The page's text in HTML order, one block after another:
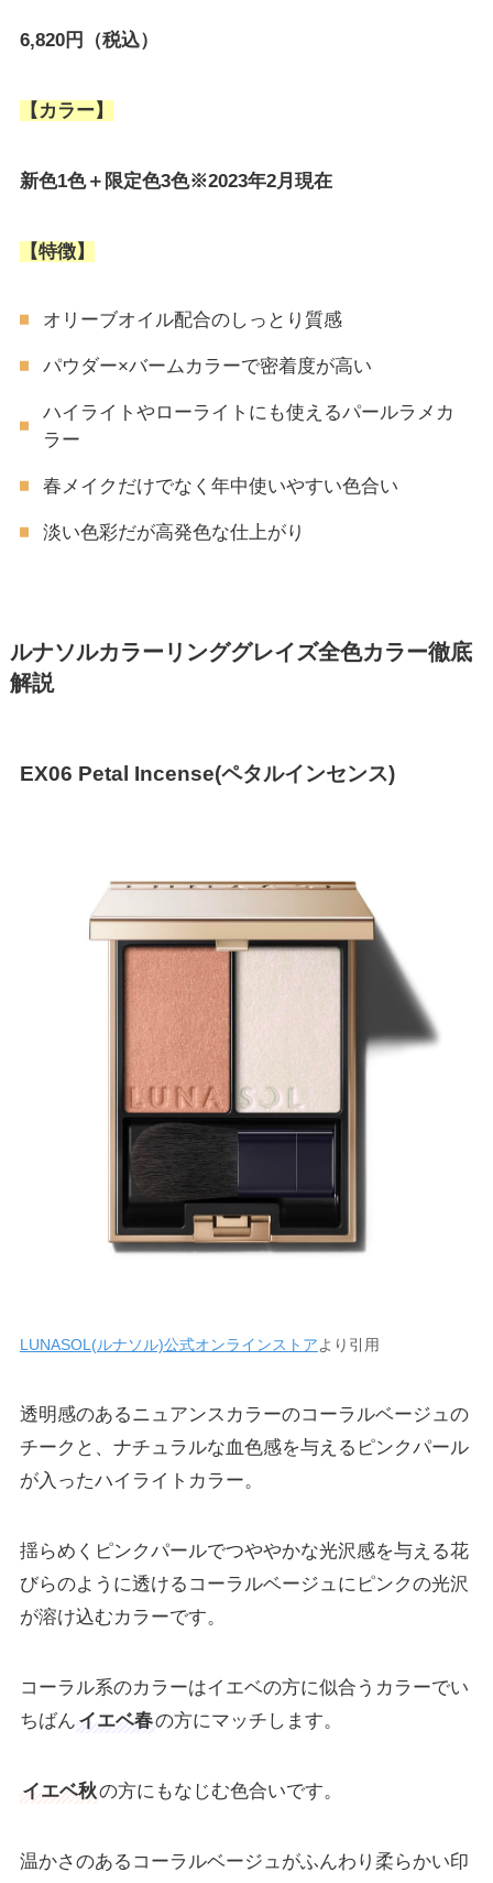
6,820円（税込）
【カラー】
新色1色＋限定色3色※2023年2月現在
【特徴】
オリーブオイル配合のしっとり質感
パウダー×バームカラーで密着度が高い
ハイライトやローライトにも使えるパールラメカ
ラー
春メイクだけでなく年中使いやすい色合い
淡い色彩だが高発色な仕上がり
ルナソルカラーリンググレイズ全色カラー徹底
解説
EX06 Petal Incense(ペタルインセンス)
LUNASOL(ルナソル)公式オンラインストアより引用
透明感のあるニュアンスカラーのコーラルベージュの
チークと、ナチュラルな血色感を与えるピンクパール
が入ったハイライトカラー。
揺らめくピンクパールでつややかな光沢感を与える花
びらのように透けるコーラルベージュにピンクの光沢
が溶け込むカラーです。
コーラル系のカラーはイエベの方に似合うカラーでい
ちばん イエベ春の方にマッチします。
イエベ秋の方にもなじむ色合いです。
温かさのあるコーラルベージュがふんわり柔らかい印